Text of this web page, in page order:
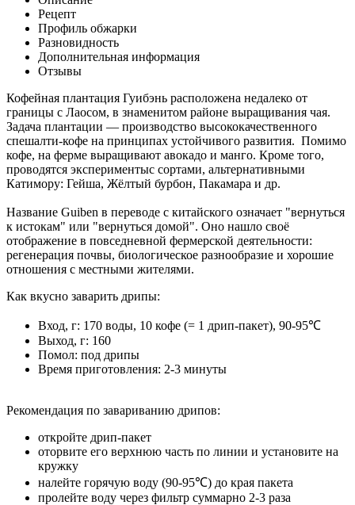
Рецепт
Профиль обжарки
Разновидность
Дополнительная информация
Отзывы
Кофейная плантация Гуибэнь расположена недалеко от
границы с Лаосом, в знаменитом районе выращивания чая.
Задача плантации — производство высококачественного
спешалти-кофе на принципах устойчивого развития. Помимо
кофе, на ферме выращивают авокадо и манго. Кроме того,
проводятся экспериментыс сортами, альтернативными
Катимору: Гейша, Жёлтый бурбон, Пакамара и др.
Название Guiben в переводе с китайского означает "вернуться
к истокам" или "вернуться домой". Оно нашло своё
отображение в повседневной фермерской деятельности:
регенерация почвы, биологическое разнообразие и хорошие
отношения с местными жителями.
Как вкусно заварить дрипы:
Вход, г: 170 воды, 10 кофе (= 1 дрип-пакет), 90-95℃
Выход, г: 160
Помол: под дрипы
Время приготовления: 2-3 минуты
Рекомендация по завариванию дрипов:
откройте дрип-пакет
оторвите его верхнюю часть по линии и установите на
кружку
налейте горячую воду (90-95℃) до края пакета
пролейте воду через фильтр суммарно 2-3 раза